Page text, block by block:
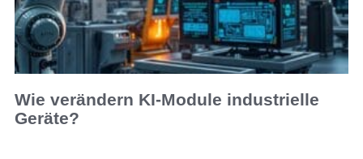
Wie verändern KI-Module industrielle
Geräte?